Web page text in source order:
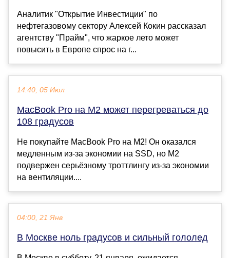
Аналитик "Открытие Инвестиции" по
нефтегазовому сектору Алексей Кокин рассказал
агентству "Прайм", что жаркое лето может
повысить в Европе спрос на г...
14:40, 05 Июл
MacBook Pro на M2 может перегреваться до
108 градусов
Не покупайте MacBook Pro на M2! Он оказался
медленным из-за экономии на SSD, но M2
подвержен серьёзному троттлингу из-за экономии
на вентиляции....
04:00, 21 Янв
В Москве ноль градусов и сильный гололед